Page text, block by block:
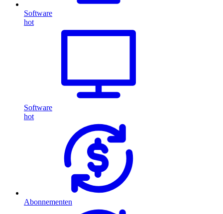
Software
hot
Software
hot
Abonnementen